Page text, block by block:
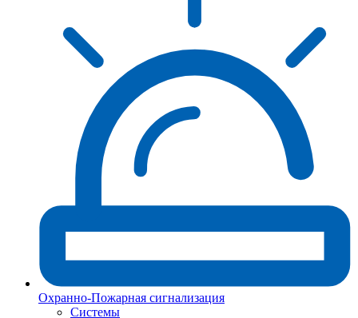
Охранно-Пожарная сигнализация
Системы